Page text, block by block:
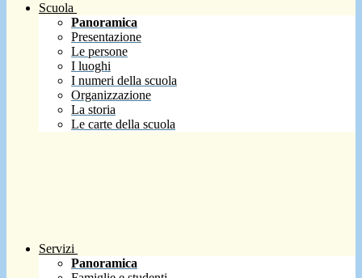
Scuola
Panoramica
Presentazione
Le persone
I luoghi
I numeri della scuola
Organizzazione
La storia
Le carte della scuola
Servizi
Panoramica